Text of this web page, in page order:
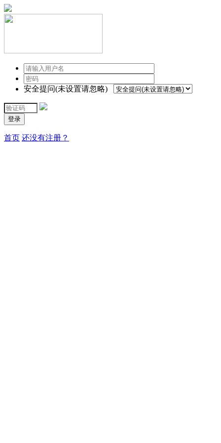
安全提问(未设置请忽略)
登录
首页 还没有注册？